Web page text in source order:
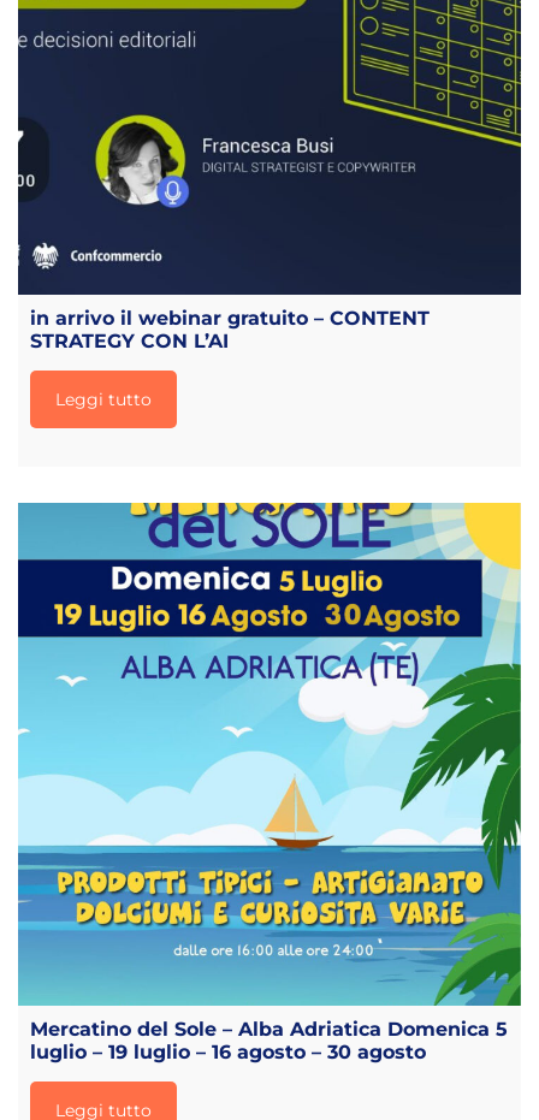
in arrivo il webinar gratuito – CONTENT
STRATEGY CON L’AI
Leggi tutto
Mercatino del Sole – Alba Adriatica Domenica 5
luglio – 19 luglio – 16 agosto – 30 agosto
Leggi tutto